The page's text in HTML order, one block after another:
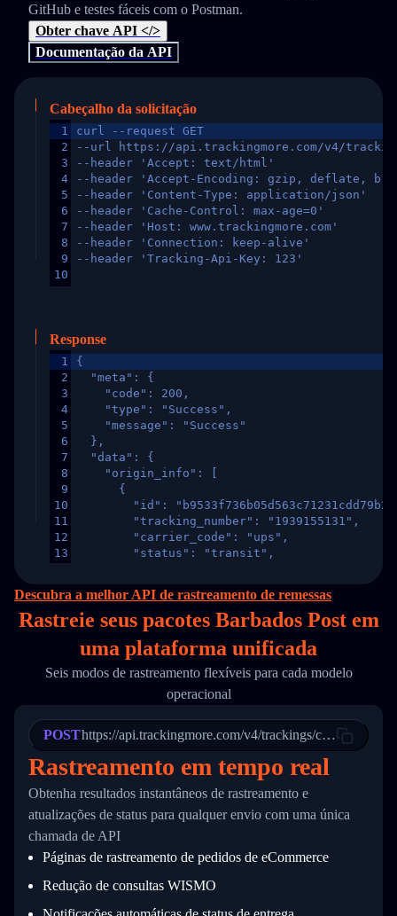
GitHub e testes fáceis com o Postman.
Obter chave API </>
Documentação da API
Cabeçalho da solicitação
1
2
3
4
5
6
7
8
9
10
curl --request GET
--url https://api.trackingmore.com/v4/trackings/
--header 'Accept: text/html'
--header 'Accept-Encoding: gzip, deflate,
--header 'Content-Type: application/json'
--header 'Cache-Control: max-age=0'
--header 'Host: www.trackingmore.com'
--header 'Connection: keep-alive'
--header 'Tracking-Api-Key: 123'
Response
1
2
3
4
5
6
7
8
9
10
11
12
13
16
17
20
21
24
26
27
28
29
31
32
34
{
  "meta": {
    "code": 200,
    "type": "Success",
    "message": "Success"
  },
  "data": {
    "origin_info": [
      {
"id":
        "tracking_number": "1939155131",
        "carrier_code": "ups",
        "status": "transit",
        "itemTimeLength": 2,
        "weblink": "",
        "phone": null,
        "trackinfo": [
          {
            "Date": "2017-03-08 04: 22: 00",
"StatusDescription": "Departed
          },
          {
            "Date": "2017-03-06 15:28:00",
"StatusDescription": "Shipment
"Details": "BEIJING-
          }
      }
    ]
}
Descubra a melhor API de rastreamento de remessas
Rastreie seus pacotes Barbados Post em
uma plataforma unificada
Seis modos de rastreamento flexíveis para cada modelo
operacional
POSThttps://api.trackingmore.com/v4/trackings/create
Rastreamento em tempo real
Obtenha resultados instantâneos de rastreamento e
atualizações de status para qualquer envio com uma única
chamada de API
Páginas de rastreamento de pedidos de eCommerce
Redução de consultas WISMO